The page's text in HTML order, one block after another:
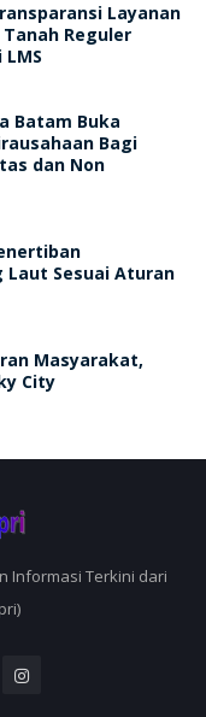
Layanan
Reguler
Batam Buka
Bagi
dan Non
Laut Sesuai Aturan
Masyarakat,
City
Informasi Terkini dari